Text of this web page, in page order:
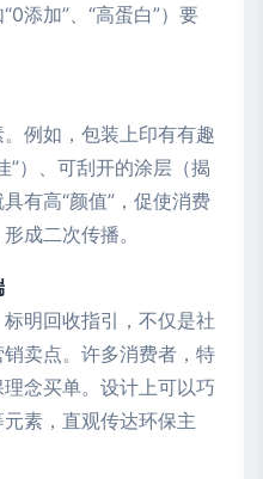
添加”、“高蛋白”）要
例如，包装上印有有趣
”）、可刮开的涂层（揭
有高“颜值”，促使消费
成二次传播。
明回收指引，不仅是社
卖点。许多消费者，特
念买单。设计上可以巧
素，直观传达环保主